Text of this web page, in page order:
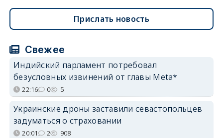
Прислать новость
Свежее
Индийский парламент потребовал
безусловных извинений от главы Meta*
22:16 0 5
Украинские дроны заставили севастопольцев
задуматься о страховании
20:01 2 908